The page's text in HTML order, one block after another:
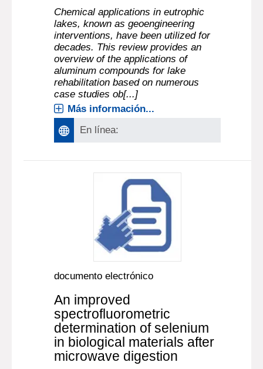
Chemical applications in eutrophic
lakes, known as geoengineering
interventions, have been utilized for
decades. This review provides an
overview of the applications of
aluminum compounds for lake
rehabilitation based on numerous
case studies ob[...]
Más información...
En línea:
documento electrónico
An improved
spectrofluorometric
determination of selenium
in biological materials after
microwave digestion